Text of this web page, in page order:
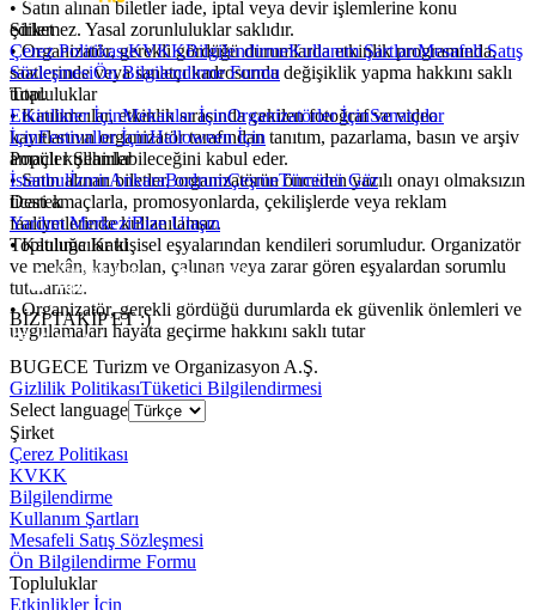
•⁠ ⁠Satın alınan biletler iade, iptal veya devir işlemlerine konu
edilemez. Yasal zorunluluklar saklıdır.
•⁠ ⁠Organizatör, gerekli gördüğü durumlarda etkinlik programında,
saatlerinde veya sanatçı kadrosunda değişiklik yapma hakkını saklı
tutar.
•⁠ ⁠Katılımcılar, etkinlik sırasında çekilen fotoğraf ve video
kayıtlarının organizatör tarafından tanıtım, pazarlama, basın ve arşiv
amaçlı kullanılabileceğini kabul eder.
•⁠ ⁠Satın alınan biletler, organizatörün önceden yazılı onayı olmaksızın
ticari amaçlarla, promosyonlarda, çekilişlerde veya reklam
faaliyetlerinde kullanılamaz.
•⁠ ⁠Katılımcılar kişisel eşyalarından kendileri sorumludur. Organizatör
ve mekân, kaybolan, çalınan veya zarar gören eşyalardan sorumlu
tutulamaz.
•⁠ ⁠Organizatör, gerekli gördüğü durumlarda ek güvenlik önlemleri ve
uygulamaları hayata geçirme hakkını saklı tutar
Şirket
Çerez PolitikasıKVKKBilgilendirmeKullanım ŞartlarıMesafeli Satış
SözleşmesiÖn Bilgilendirme Formu
Topluluklar
Etkinlikler İçinMekanlar İçinOrganizatörler İçinSanatçılar
İçinFestivaller İçinHalloween İçin
Popüler Şehirler
İstanbulİzmirAnkaraBodrumÇeşmeTümünü Gör
Destek
Yardım MerkeziBize Ulaşın
Topluluğa Katıl
BİZİ TAKİP ET :)
BUGECE Turizm ve Organizasyon A.Ş.
Gizlilik PolitikasıTüketici Bilgilendirmesi
Select language
Şirket
Çerez Politikası
KVKK
Bilgilendirme
Kullanım Şartları
Mesafeli Satış Sözleşmesi
Ön Bilgilendirme Formu
Topluluklar
Etkinlikler İçin